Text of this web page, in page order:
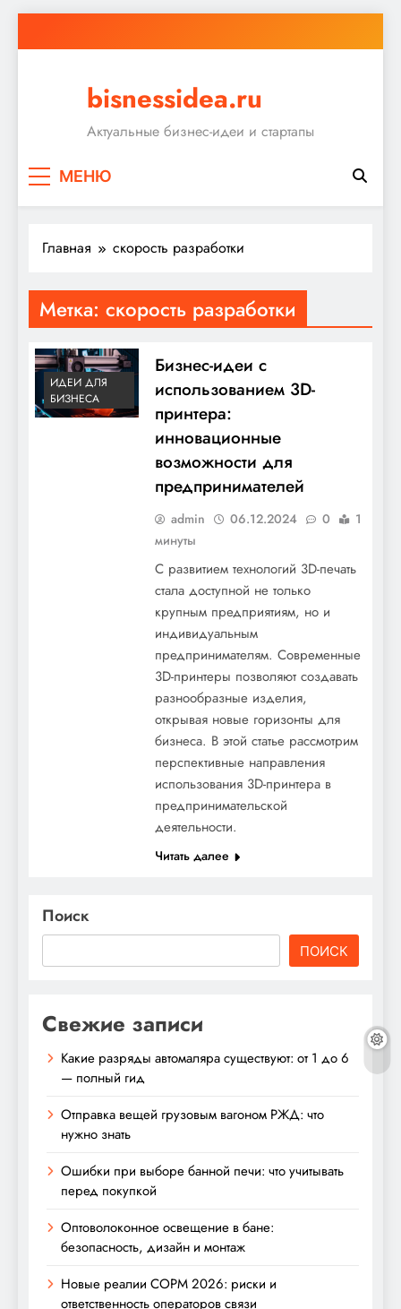
к
bisnessidea.ru
Актуальные бизнес-идеи и стартапы
МЕНЮ
Главная скорость разработки
Метка: скорость разработки
ИДЕИ ДЛЯ
БИЗНЕСА
Бизнес-идеи с
использованием 3D-
принтера:
инновационные
возможности для
предпринимателей
admin 06.12.2024 0
1
минуты
С развитием технологий 3D-печать
стала доступной не только
крупным предприятиям, но и
индивидуальным
предпринимателям. Современные
3D-принтеры позволяют создавать
разнообразные изделия,
открывая новые горизонты для
бизнеса. В этой статье рассмотрим
перспективные направления
использования 3D-принтера в
предпринимательской
деятельности.
Читать далее
Поиск
ПОИСК
Свежие записи
Какие разряды автомаляра существуют: от 1 до 6
— полный гид
Отправка вещей грузовым вагоном РЖД: что
нужно знать
Ошибки при выборе банной печи: что учитывать
перед покупкой
Оптоволоконное освещение в бане:
безопасность, дизайн и монтаж
Новые реалии СОРМ 2026: риски и
ответственность операторов связи